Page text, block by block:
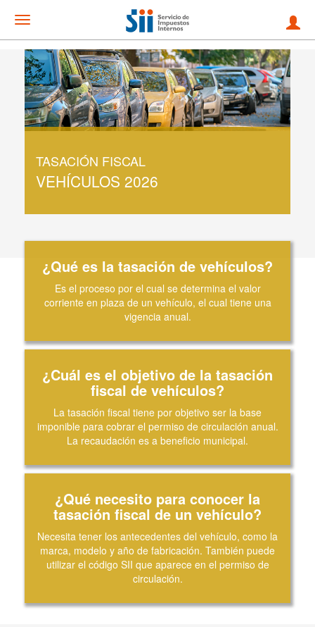
TASACIÓN FISCAL
VEHÍCULOS 2026
¿Qué es la tasación de vehículos?
Es el proceso por el cual se determina el valor
corriente en plaza de un vehículo, el cual tiene una
vigencia anual.
¿Cuál es el objetivo de la tasación
fiscal de vehículos?
La tasación fiscal tiene por objetivo ser la base
imponible para cobrar el permiso de circulación anual.
La recaudación es a beneficio municipal.
¿Qué necesito para conocer la
tasación fiscal de un vehículo?
Necesita tener los antecedentes del vehículo, como la
marca, modelo y año de fabricación. También puede
utilizar el código SII que aparece en el permiso de
circulación.
Mostrar
menu